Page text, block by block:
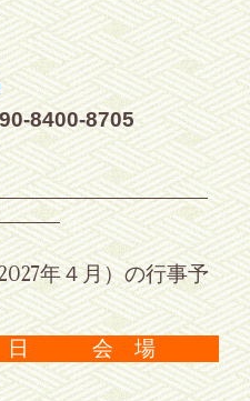
8705
年４月）の行事予
日 会 場